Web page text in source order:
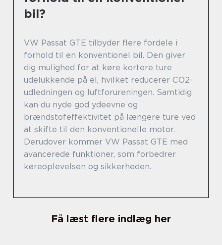
bil?
VW Passat GTE tilbyder flere fordele i
forhold til en konventionel bil. Den giver
dig mulighed for at køre kortere ture
udelukkende på el, hvilket reducerer CO2-
udledningen og luftforureningen. Samtidig
kan du nyde god ydeevne og
brændstofeffektivitet på længere ture ved
at skifte til den konventionelle motor.
Derudover kommer VW Passat GTE med
avancerede funktioner, som forbedrer
køreoplevelsen og sikkerheden.
Få læst flere indlæg her